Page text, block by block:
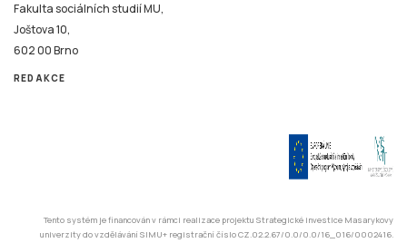
Fakulta sociálních studií MU,
Joštova 10,
602 00 Brno
REDAKCE
Tento systém je financován v rámci realizace projektu Strategické investice Masarykovy
univerzity do vzdělávání SIMU+ registrační číslo CZ.02.2.67/0.0/0.0/16_016/0002416.